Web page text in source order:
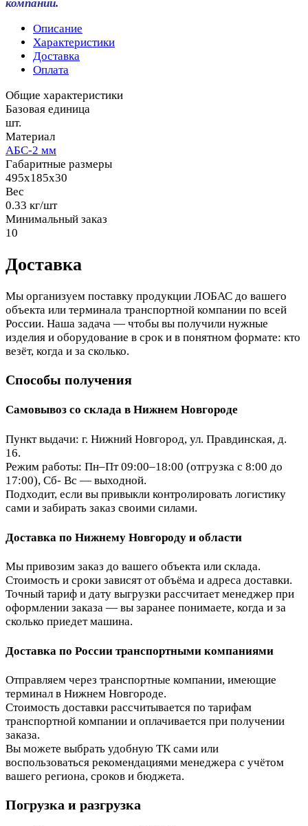
компании.
Описание
Характеристики
Доставка
Оплата
Общие характеристики
Базовая единица
шт.
Материал
АБС-2 мм
Габаритные размеры
495x185x30
Вес
0.33 кг/шт
Минимальный заказ
10
Доставка
Мы организуем поставку продукции ЛОБАС до вашего
объекта или терминала транспортной компании по всей
России. Наша задача — чтобы вы получили нужные
изделия и оборудование в срок и в понятном формате: кто
везёт, когда и за сколько.
Способы получения
Самовывоз со склада в Нижнем Новгороде
Пункт выдачи: г. Нижний Новгород, ул. Правдинская, д.
16.
Режим работы: Пн–Пт 09:00–18:00 (отгрузка с 8:00 до
17:00), Сб- Вс — выходной.
Подходит, если вы привыкли контролировать логистику
сами и забирать заказ своими силами.
Доставка по Нижнему Новгороду и области
Мы привозим заказ до вашего объекта или склада.
Стоимость и сроки зависят от объёма и адреса доставки.
Точный тариф и дату выгрузки рассчитает менеджер при
оформлении заказа — вы заранее понимаете, когда и за
сколько приедет машина.
Доставка по России транспортными компаниями
Отправляем через транспортные компании, имеющие
терминал в Нижнем Новгороде.
Стоимость доставки рассчитывается по тарифам
транспортной компании и оплачивается при получении
заказа.
Вы можете выбрать удобную ТК сами или
воспользоваться рекомендациями менеджера с учётом
вашего региона, сроков и бюджета.
Погрузка и разгрузка